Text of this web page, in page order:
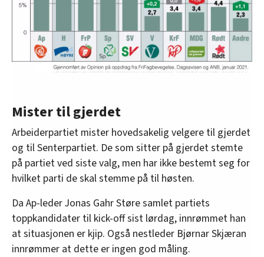
Mister til gjerdet
Arbeiderpartiet mister hovedsakelig velgere til gjerdet
og til Senterpartiet. De som sitter på gjerdet stemte
på partiet ved siste valg, men har ikke bestemt seg for
hvilket parti de skal stemme på til høsten.
Da Ap-leder Jonas Gahr Støre samlet partiets
toppkandidater til kick-off sist lørdag, innrømmet han
at situasjonen er kjip. Også nestleder Bjørnar Skjæran
innrømmer at dette er ingen god måling.